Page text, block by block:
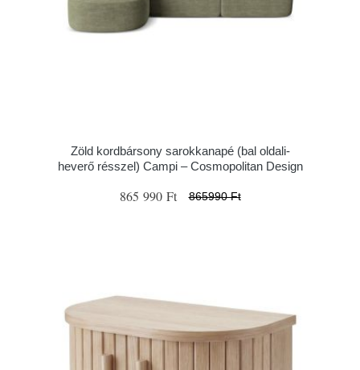
Zöld kordbársony sarokkanapé (bal oldali-
heverő résszel) Campi – Cosmopolitan Design
865 990 Ft 865990 Ft